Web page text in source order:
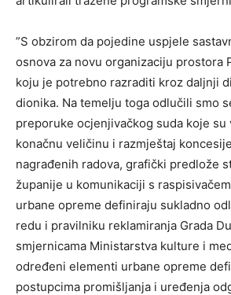
”S obzirom da pojedine uspjele
osnova za novu organizaciju prostora
koju je potrebno razraditi kroz daljnji
dionika. Na temelju toga odlučili smo
preporuke ocjenjivačkog suda koje su
konačnu veličinu i razmještaj
nagrađenih radova, grafički predlože
županije u komunikaciji s
urbane opreme definiraju sukladno
redu i pravilniku reklamiranja Grada
smjernicama Ministarstva kulture i
određeni elementi urbane opreme
postupcima promišljanja i uređenja